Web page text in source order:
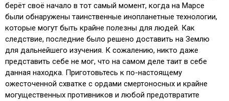
берёт своё начало в тот самый момент, когда на Марсе
были обнаружены таинственные инопланетные технологии,
которые могут быть крайне полезны для людей. Как
следствие, последние было решено доставить на Землю
для дальнейшего изучения. К сожалению, никто даже
представить себе не мог, что на самом деле таит в себе
данная находка. Приготовьтесь к по-настоящему
ожесточенной схватке с ордами смертоносных и крайне
могущественных противников и любой предотвратите